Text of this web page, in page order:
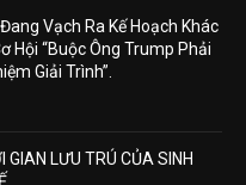
Vạch Ra Kế Hoạch Khác
Hội “Buộc Ông Trump Phải
Giải Trình”.
GIAN LƯU TRÚ CỦA SINH